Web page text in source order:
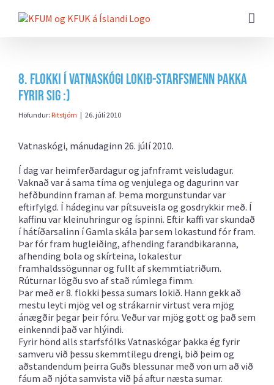
beint
8. flokki í Vatnaskógi lokið-Starfsmenn þakka
fyrir sig :)
Höfundur: Ritstjórn | 26. júlí 2010
Vatnaskógi, mánudaginn 26. júlí 2010.
Í dag var heimferðardagur og jafnframt veisludagur.
Vaknað var á sama tíma og venjulega og dagurinn var
hefðbundinn framan af. Þema morgunstundar var
eftirfylgd. Í hádeginu var pítsuveisla og gosdrykkir með. Í
kaffinu var kleinuhringur og íspinni. Eftir kaffi var skundað
í hátíðarsalinn í Gamla skála þar sem lokastund fór fram.
Þar fór fram hugleiðing, afhending farandbikaranna,
afhending bola og skírteina, lokalestur
framhaldssögunnar og fullt af skemmtiatriðum.
Rúturnar lögðu svo af stað rúmlega fimm.
Þar með er 8. flokki þessa sumars lokið. Hann gekk að
mestu leyti mjög vel og strákarnir virtust vera mjög
ánægðir þegar þeir fóru. Veður var mjög gott og það sem
einkenndi það var hlýindi.
Fyrir hönd alls starfsfólks Vatnaskógar þakka ég fyrir
samveru við þessu skemmtilegu drengi, bið þeim og
aðstandendum þeirra Guðs blessunar með von um að við
fáum að njóta samvista við þá aftur næsta sumar.